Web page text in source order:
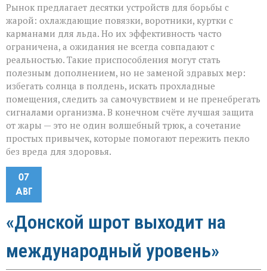
Рынок предлагает десятки устройств для борьбы с
жарой: охлаждающие повязки, воротники, куртки с
карманами для льда. Но их эффективность часто
ограничена, а ожидания не всегда совпадают с
реальностью. Такие приспособления могут стать
полезным дополнением, но не заменой здравых мер:
избегать солнца в полдень, искать прохладные
помещения, следить за самочувствием и не пренебрегать
сигналами организма. В конечном счёте лучшая защита
от жары — это не один волшебный трюк, а сочетание
простых привычек, которые помогают пережить пекло
без вреда для здоровья.
07
АВГ
«Донской шрот выходит на
международный уровень»